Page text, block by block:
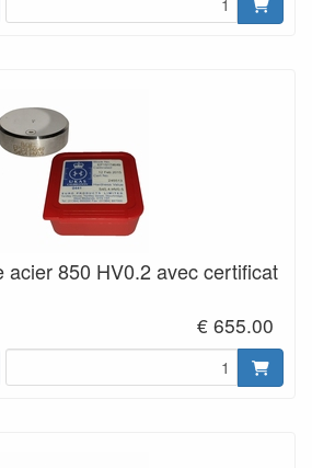
acier 850 HV0.2 avec certificat
€ 655.00